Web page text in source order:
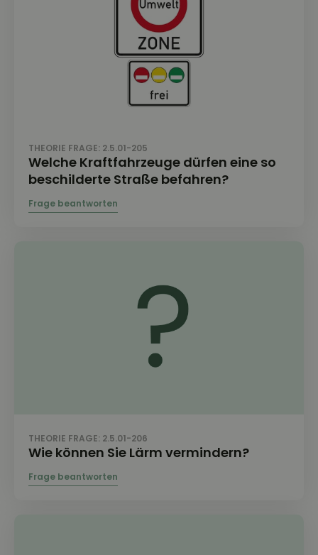
THEORIE FRAGE: 2.5.01-205
Welche Kraftfahrzeuge dürfen eine so
beschilderte Straße befahren?
THEORIE FRAGE: 2.5.01-206
Wie können Sie Lärm vermindern?